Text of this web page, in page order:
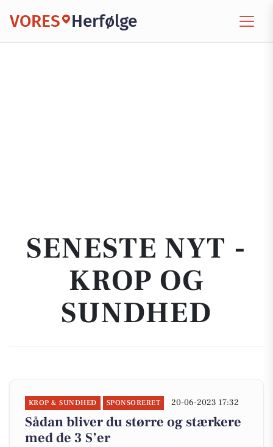
VORES Herfølge
SENESTE NYT -
KROP OG
SUNDHED
KROP & SUNDHED SPONSORERET 20-06-2023 17:32
Sådan bliver du større og stærkere
med de 3 S’er